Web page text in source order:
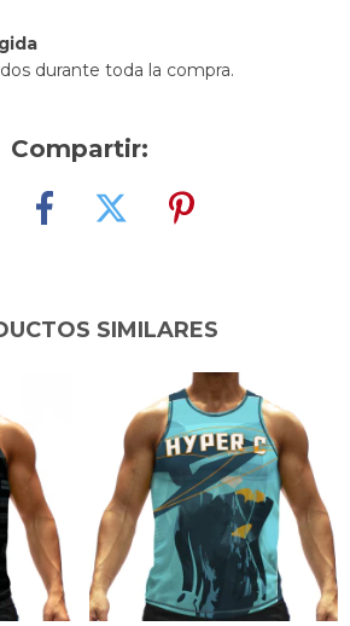
durante toda la compra.
Compartir:
SIMILARES